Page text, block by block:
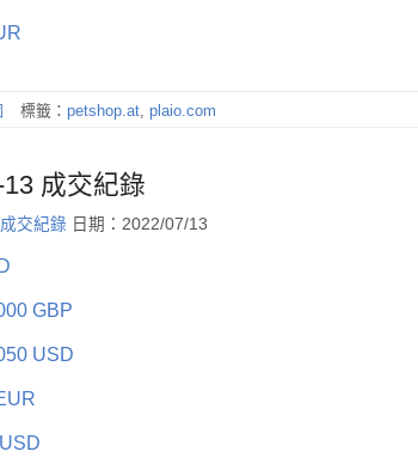
標籤： petshop.at, plaio.com
成交紀錄
成交紀錄 日期：2022/07/13
GBP
USD